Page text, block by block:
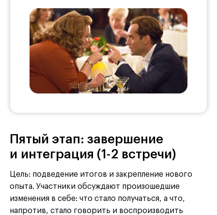
Пятый этап: завершение
и интеграция (1-2 встречи)
Цель: подведение итогов и закрепление нового
опыта. Участники обсуждают произошедшие
изменения в себе: что стало получаться, а что,
напротив, стало говорить и воспроизводить